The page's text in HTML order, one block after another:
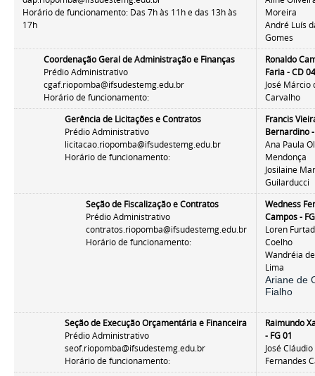
Horário de funcionamento: Das 7h às 11h e das 13h às
17h
Moreira
André Luís
Gomes
Coordenação Geral de Administração e Finanças
Prédio Administrativo
cgaf.riopomba@ifsudestemg.edu.br
Horário de funcionamento:
Ronaldo
Faria - CD
José Márcio
Carvalho
Gerência de Licitações e Contratos
Prédio Administrativo
licitacao.riopomba@ifsudestemg.edu.br
Horário de funcionamento:
Francis
Bernardino
Ana Paula
Mendonça
Josilaine
Guilarducci
Seção de Fiscalização e Contratos
Prédio Administrativo
contratos.riopomba@ifsudestemg.edu.br
Horário de funcionamento:
Wedness
Campos -
Loren
Coelho
Wandréia
Lima
Ariane de
Fialho
Seção de Execução Orçamentária e Financeira
Prédio Administrativo
seof.riopomba@ifsudestemg.edu.br
Horário de funcionamento:
Raimundo
- FG 01
José Cláudio
Fernandes